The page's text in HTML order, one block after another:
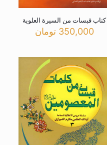
کتاب قبسات من السیرة العلویة
350,000 تومان